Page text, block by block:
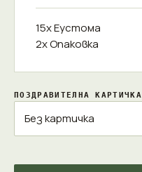
15x Еустома
2x Опаковка
ПОЗДРАВИТЕЛНА КАРТИЧКА